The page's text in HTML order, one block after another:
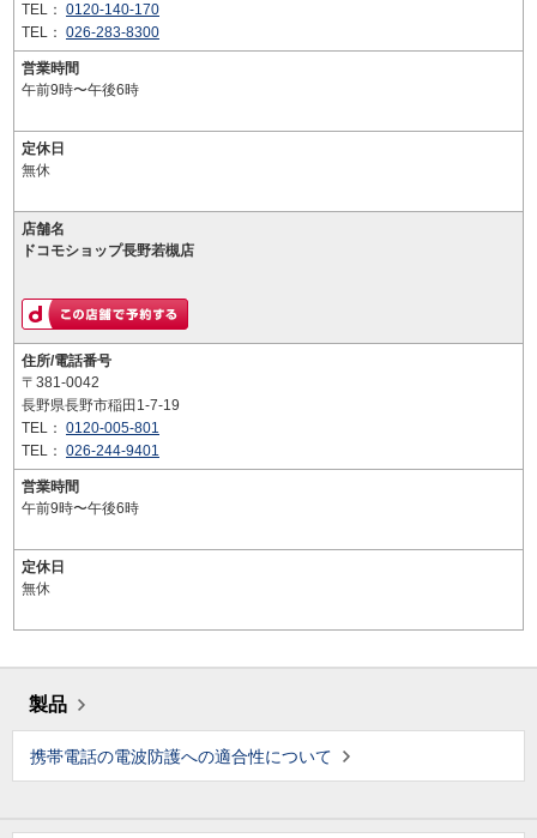
TEL： 0120-140-170
TEL： 026-283-8300
営業時間
午前9時〜午後6時
定休日
無休
店舗名
ドコモショップ長野若槻店
住所/電話番号
〒381-0042
長野県長野市稲田1-7-19
TEL： 0120-005-801
TEL： 026-244-9401
営業時間
午前9時〜午後6時
定休日
無休
製品
携帯電話の電波防護への適合性について